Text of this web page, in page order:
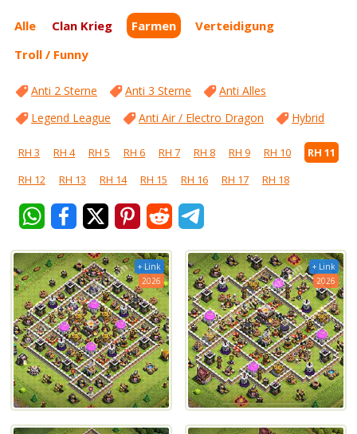
Alle Clan Krieg Farmen
Verteidigung
Troll / Funny
Anti 2 Sterne Anti 3 Sterne
Anti Alles
Legend League
Anti Air / Electro Dragon Hybrid
RH 3 RH 4 RH 5 RH 6 RH 7 RH 8 RH 9 RH 10
RH 11
RH 12
RH 13 RH 14 RH 15 RH 16 RH 17 RH 18
+ Link
2026
+ Link
2026